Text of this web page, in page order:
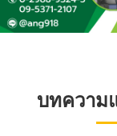
บทความ